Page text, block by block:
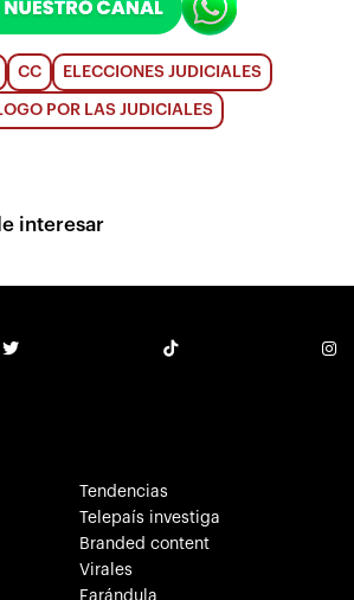
CC ELECCIONES JUDICIALES
POR LAS JUDICIALES
interesar
Tendencias
Telepaís investiga
Branded content
Virales
Farándula